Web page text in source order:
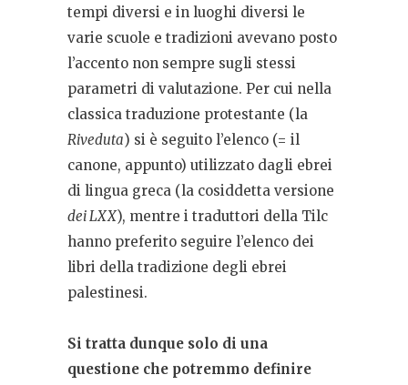
tempi diversi e in luoghi diversi le
varie scuole e tradizioni avevano posto
l’accento non sempre sugli stessi
parametri di valutazione. Per cui nella
classica traduzione protestante (la
Riveduta) si è seguito l’elenco (= il
canone, appunto) utilizzato dagli ebrei
di lingua greca (la cosiddetta versione
dei LXX), mentre i traduttori della Tilc
hanno preferito seguire l’elenco dei
libri della tradizione degli ebrei
palestinesi.
Si tratta dunque solo di una
questione che potremmo definire